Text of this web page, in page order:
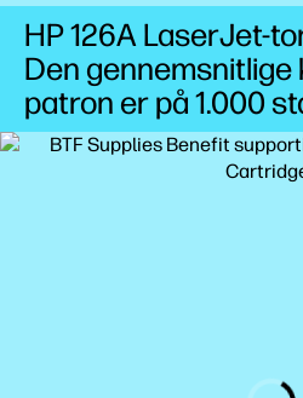
HP 126A LaserJet-
Den gennemsnitlige
patron er på 1.000